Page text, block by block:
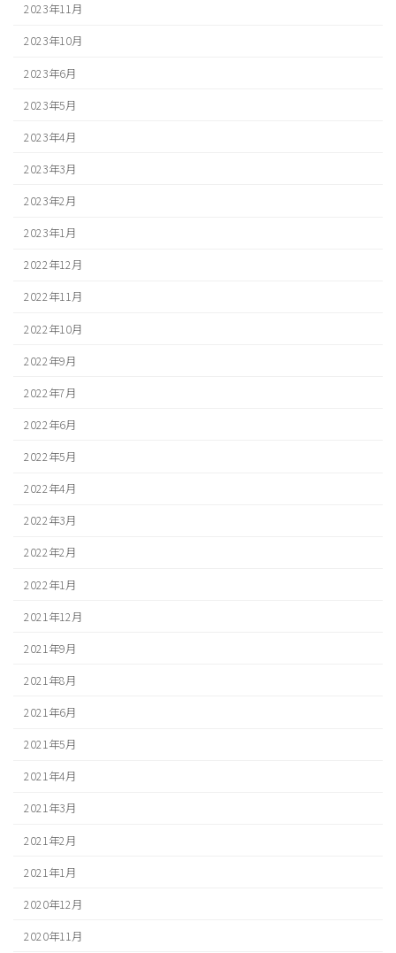
2023年11月
2023年10月
2023年6月
2023年5月
2023年4月
2023年3月
2023年2月
2023年1月
2022年12月
2022年11月
2022年10月
2022年9月
2022年7月
2022年6月
2022年5月
2022年4月
2022年3月
2022年2月
2022年1月
2021年12月
2021年9月
2021年8月
2021年6月
2021年5月
2021年4月
2021年3月
2021年2月
2021年1月
2020年12月
2020年11月